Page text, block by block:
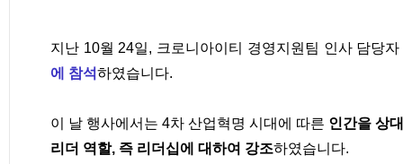
지난 10월 24일, 크로니아이티 경영지원팀 인사 담당
에 참석하였습니다.​
이 날 행사에서는 4차 산업혁명 시대에 따른 인간을 상
리더 역할, 즉 리더십에 대하여 강조하였습니다.